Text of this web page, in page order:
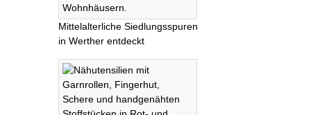
Mittelalterliche Siedlungsspuren
in Werther entdeckt